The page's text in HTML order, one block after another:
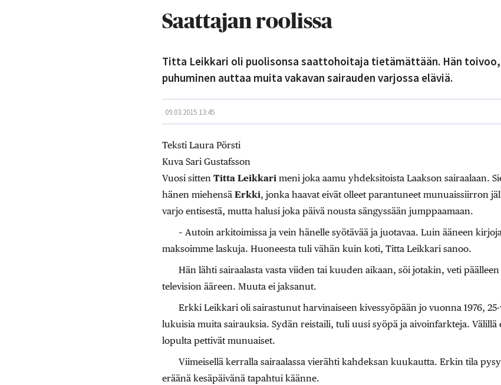
Saattajan roolissa
Titta Leikkari oli puolisonsa saattohoitaja tietämättään. Hän
puhuminen auttaa muita vakavan sairauden varjossa eläviä.
09.03.2015 13:45
Teksti Laura Pörsti
Kuva Sari Gustafsson
Vuosi sittenTitta Leikkarimeni joka aamu yhdeksitoista Laakson sairaalaan.
hänen miehensäErkki, jonka haavat eivät olleet parantuneet munuaissiirron
varjo entisestä, mutta halusi joka päivä nousta sängyssään jumppaamaan.
– Autoin arkitoimissa ja vein hänelle syötävää ja juotavaa. Luin ääneen
maksoimme laskuja. Huoneesta tuli vähän kuin koti, Titta Leikkari sanoo.
Hän lähti sairaalasta vasta viiden tai kuuden aikaan, söi jotakin, veti
television ääreen. Muuta ei jaksanut.
Erkki Leikkari oli sairastunut harvinaiseen kivessyöpään jo vuonna 1976,
lukuisia muita sairauksia. Sydän reistaili, tuli uusi syöpä ja aivoinfarkteja.
lopulta pettivät munuaiset.
Viimeisellä kerralla sairaalassa vierähti kahdeksan kuukautta. Erkin tila
eräänä kesäpäivänä tapahtui käänne.